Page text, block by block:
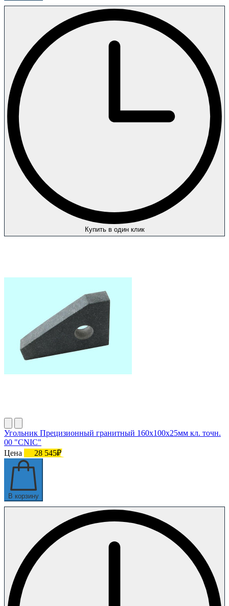
Купить в один клик
Угольник Прецизионный гранитный 160х100х25мм кл. точн.
00 "CNIC"
Цена
28 545₽
В корзину